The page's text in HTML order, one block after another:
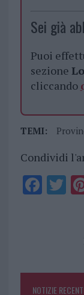
Sei già
Puoi
sezione
cliccando
TEMI:
Condividi
F
o
T
NOTIZIE